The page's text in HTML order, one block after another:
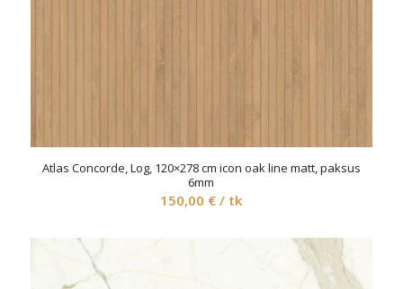
Atlas Concorde, Log, 120×278 cm icon oak line matt, paksus
6mm
150,00 € / tk